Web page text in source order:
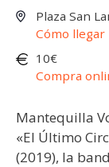
Plaza San
Cómo llegar
10€
Compra
Mantequilla
«El Último
(2019), la